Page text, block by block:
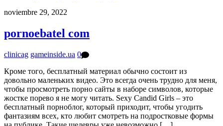
noviembre 29, 2022
pornoebatel com
clinicag gameinside.ua 0
Кроме того, бесплатный материал обычно состоит из
довольно маленьких видео. Это всегда очень трудно для меня,
чтобы просмотреть порно сайты в наборе символов, которые
жостке порево я не могу читать. Sexy Candid Girls – это
бесплатный порноблог, который приходит, чтобы угодить
фантазиям всех, кто любит смотреть на подростковые формы